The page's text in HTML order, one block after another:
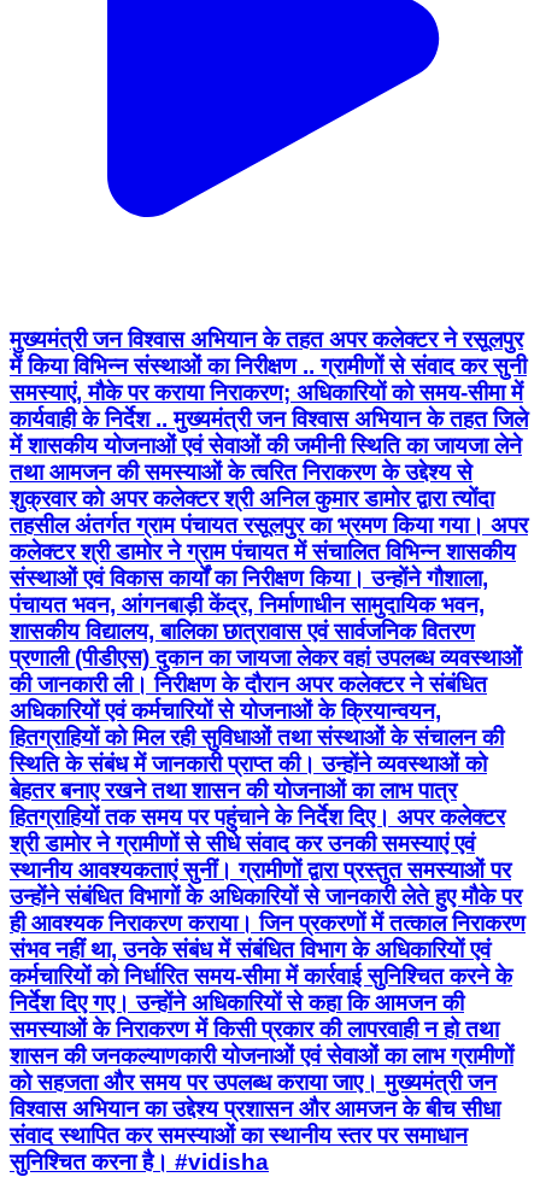
मुख्यमंत्री जन विश्वास अभियान के तहत अपर कलेक्टर ने रसूलपुर
में किया विभिन्न संस्थाओं का निरीक्षण .. ग्रामीणों से संवाद कर सुनी
समस्याएं, मौके पर कराया निराकरण; अधिकारियों को समय-सीमा में
कार्यवाही के निर्देश .. मुख्यमंत्री जन विश्वास अभियान के तहत जिले
में शासकीय योजनाओं एवं सेवाओं की जमीनी स्थिति का जायजा लेने
तथा आमजन की समस्याओं के त्वरित निराकरण के उद्देश्य से
शुक्रवार को अपर कलेक्टर श्री अनिल कुमार डामोर द्वारा त्योंदा
तहसील अंतर्गत ग्राम पंचायत रसूलपुर का भ्रमण किया गया। अपर
कलेक्टर श्री डामोर ने ग्राम पंचायत में संचालित विभिन्न शासकीय
संस्थाओं एवं विकास कार्यों का निरीक्षण किया। उन्होंने गौशाला,
पंचायत भवन, आंगनबाड़ी केंद्र, निर्माणाधीन सामुदायिक भवन,
शासकीय विद्यालय, बालिका छात्रावास एवं सार्वजनिक वितरण
प्रणाली (पीडीएस) दुकान का जायजा लेकर वहां उपलब्ध व्यवस्थाओं
की जानकारी ली। निरीक्षण के दौरान अपर कलेक्टर ने संबंधित
अधिकारियों एवं कर्मचारियों से योजनाओं के क्रियान्वयन,
हितग्राहियों को मिल रही सुविधाओं तथा संस्थाओं के संचालन की
स्थिति के संबंध में जानकारी प्राप्त की। उन्होंने व्यवस्थाओं को
बेहतर बनाए रखने तथा शासन की योजनाओं का लाभ पात्र
हितग्राहियों तक समय पर पहुंचाने के निर्देश दिए। अपर कलेक्टर
श्री डामोर ने ग्रामीणों से सीधे संवाद कर उनकी समस्याएं एवं
स्थानीय आवश्यकताएं सुनीं। ग्रामीणों द्वारा प्रस्तुत समस्याओं पर
उन्होंने संबंधित विभागों के अधिकारियों से जानकारी लेते हुए मौके पर
ही आवश्यक निराकरण कराया। जिन प्रकरणों में तत्काल निराकरण
संभव नहीं था, उनके संबंध में संबंधित विभाग के अधिकारियों एवं
कर्मचारियों को निर्धारित समय-सीमा में कार्रवाई सुनिश्चित करने के
निर्देश दिए गए। उन्होंने अधिकारियों से कहा कि आमजन की
समस्याओं के निराकरण में किसी प्रकार की लापरवाही न हो तथा
शासन की जनकल्याणकारी योजनाओं एवं सेवाओं का लाभ ग्रामीणों
को सहजता और समय पर उपलब्ध कराया जाए। मुख्यमंत्री जन
विश्वास अभियान का उद्देश्य प्रशासन और आमजन के बीच सीधा
संवाद स्थापित कर समस्याओं का स्थानीय स्तर पर समाधान
सुनिश्चित करना है। #vidisha